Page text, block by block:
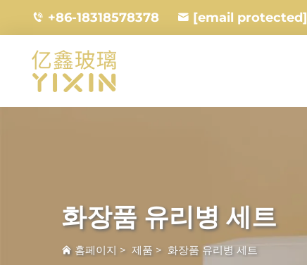
+86-18318578378 [email protected]
화장품 유리병 세트
홈페이지 > 제품 > 화장품 유리병 세트